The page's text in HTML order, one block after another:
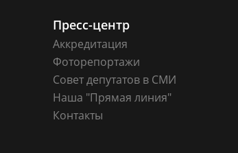
Пресс-центр
Аккредитация
Фоторепортажи
Совет депутатов в СМИ
Наша "Прямая линия"
Контакты